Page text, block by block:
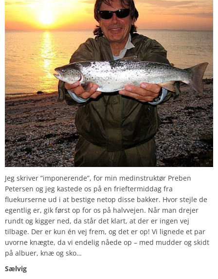
Jeg skriver ”imponerende”, for min medinstruktør Preben
Petersen og jeg kastede os på en frieftermiddag fra
fluekurserne ud i at bestige netop disse bakker. Hvor stejle de
egentlig er, gik først op for os på halvvejen. Når man drejer
rundt og kigger ned, da står det klart, at der er ingen vej
tilbage. Der er kun én vej frem, og det er op! Vi lignede et par
uvorne knægte, da vi endelig nåede op – med mudder og skidt
på albuer, knæ og sko…
Sælvig